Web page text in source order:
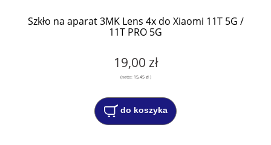
Szkło na aparat 3MK Lens 4x do Xiaomi 11T 5G /
11T PRO 5G
19,00 zł
(netto: 15,45 zł)
do koszyka